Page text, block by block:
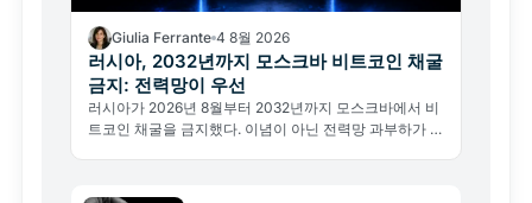
Giulia Ferrante 4 8월 2026
러시아, 2032년까지 모스크바 비트코인 채굴
금지: 전력망이 우선
러시아가 2026년 8월부터 2032년까지 모스크바에서 비
트코인 채굴을 금지했다. 이념이 아닌 전력망 과부하가 이